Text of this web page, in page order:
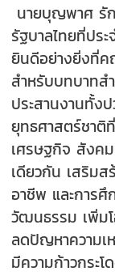
นายบุญพาศ รั
รัฐบาลไทยที่ปร
ยินดีอย่างยิ่งที่ค
สำหรับบทบาทส
ประสานงานทั้ง
ยุทธศาสตร์ชาติ
เศรษฐกิจ สังค
เดียวกัน เสริม
อาชีพ และการศึ
วัฒนธรรม เพิ่มโ
ลดปัญหาความเ
มีความก้าวกระ